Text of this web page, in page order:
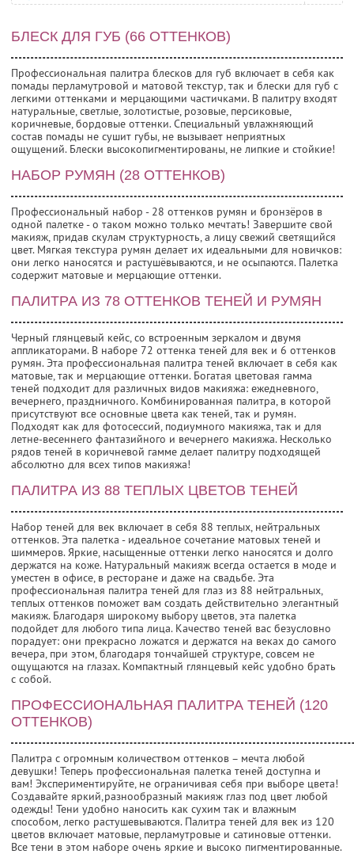
БЛЕСК ДЛЯ ГУБ (66 ОТТЕНКОВ)
Профессиональная палитра блесков для губ включает в себя как
помады перламутровой и матовой текстур, так и блески для губ с
легкими оттенками и мерцающими частичками. В палитру входят
натуральные, светлые, золотистые, розовые, персиковые,
коричневые, бордовые оттенки. Специальный увлажняющий
состав помады не сушит губы, не вызывает неприятных
ощущений. Блески высокопигментированы, не липкие и стойкие!
НАБОР РУМЯН (28 ОТТЕНКОВ)
Профессиональный набор - 28 оттенков румян и бронзёров в
одной палетке - о таком можно только мечтать! Завершите свой
макияж, придав скулам структурность, а лицу свежий светящийся
цвет. Мягкая текстура румян делает их идеальными для новичков:
они легко наносятся и растушёвываются, и не осыпаются. Палетка
содержит матовые и мерцающие оттенки.
ПАЛИТРА ИЗ 78 ОТТЕНКОВ ТЕНЕЙ И РУМЯН
Черный глянцевый кейс, со встроенным зеркалом и двумя
аппликаторами. В наборе 72 оттенка теней для век и 6 оттенков
румян. Эта профессиональная палитра теней включает в себя как
матовые, так и мерцающие оттенки. Богатая цветовая гамма
теней подходит для различных видов макияжа: ежедневного,
вечернего, праздничного. Комбинированная палитра, в которой
присутствуют все основные цвета как теней, так и румян.
Подходят как для фотосессий, подиумного макияжа, так и для
летне-весеннего фантазийного и вечернего макияжа. Несколько
рядов теней в коричневой гамме делает палитру подходящей
абсолютно для всех типов макияжа!
ПАЛИТРА ИЗ 88 ТЕПЛЫХ ЦВЕТОВ ТЕНЕЙ
Набор теней для век включает в себя 88 теплых, нейтральных
оттенков. Эта палетка - идеальное сочетание матовых теней и
шиммеров. Яркие, насыщенные оттенки легко наносятся и долго
держатся на коже. Натуральный макияж всегда остается в моде и
уместен в офисе, в ресторане и даже на свадьбе. Эта
профессиональная палитра теней для глаз из 88 нейтральных,
теплых оттенков поможет вам создать действительно элегантный
макияж. Благодаря широкому выбору цветов, эта палетка
подойдет для любого типа лица. Качество теней вас безусловно
порадует: они прекрасно ложатся и держатся на веках до самого
вечера, при этом, благодаря тончайшей структуре, совсем не
ощущаются на глазах. Компактный глянцевый кейс удобно брать
с собой.
ПРОФЕССИОНАЛЬНАЯ ПАЛИТРА ТЕНЕЙ (120
ОТТЕНКОВ)
Палитра с огромным количеством оттенков – мечта любой
девушки! Теперь профессиональная палетка теней доступна и
вам! Экспериментируйте, не ограничивая себя при выборе цвета!
Создавайте яркий,разнообразный макияж глаз под цвет любой
одежды! Тени удобно наносить как сухим так и влажным
способом, легко растушевываются. Палитра теней для век из 120
цветов включает матовые, перламутровые и сатиновые оттенки.
Все тени в этом наборе очень яркие и высоко пигментированные.